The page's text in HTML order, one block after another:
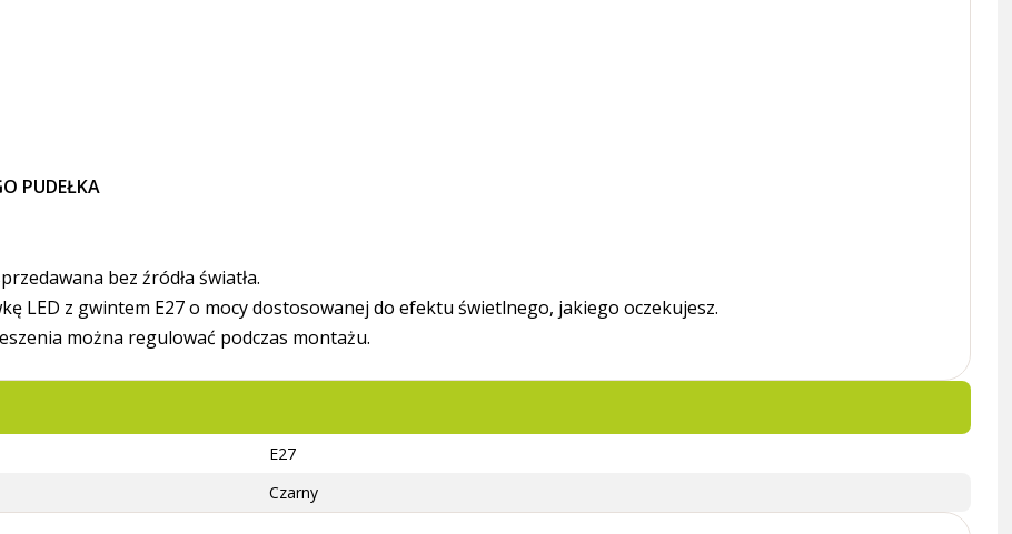
PUDEŁKA
bez źródła światła.
LED z gwintem E27 o mocy dostosowanej do efektu świetlnego, jakiego oczekujesz.
można regulować podczas montażu.
E27
Czarny